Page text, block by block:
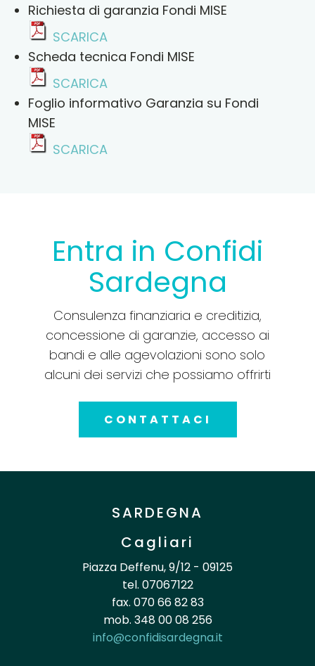
Richiesta di garanzia Fondi MISE
SCARICA
Scheda tecnica Fondi MISE
SCARICA
Foglio informativo Garanzia su Fondi
MISE
SCARICA
Entra in Confidi
Sardegna
Consulenza finanziaria e creditizia,
concessione di garanzie, accesso ai
bandi e alle agevolazioni sono solo
alcuni dei servizi che possiamo offrirti
CONTATTACI
SARDEGNA
Cagliari
Piazza Deffenu, 9/12 - 09125
tel. 07067122
fax. 070 66 82 83
mob. 348 00 08 256
info@confidisardegna.it